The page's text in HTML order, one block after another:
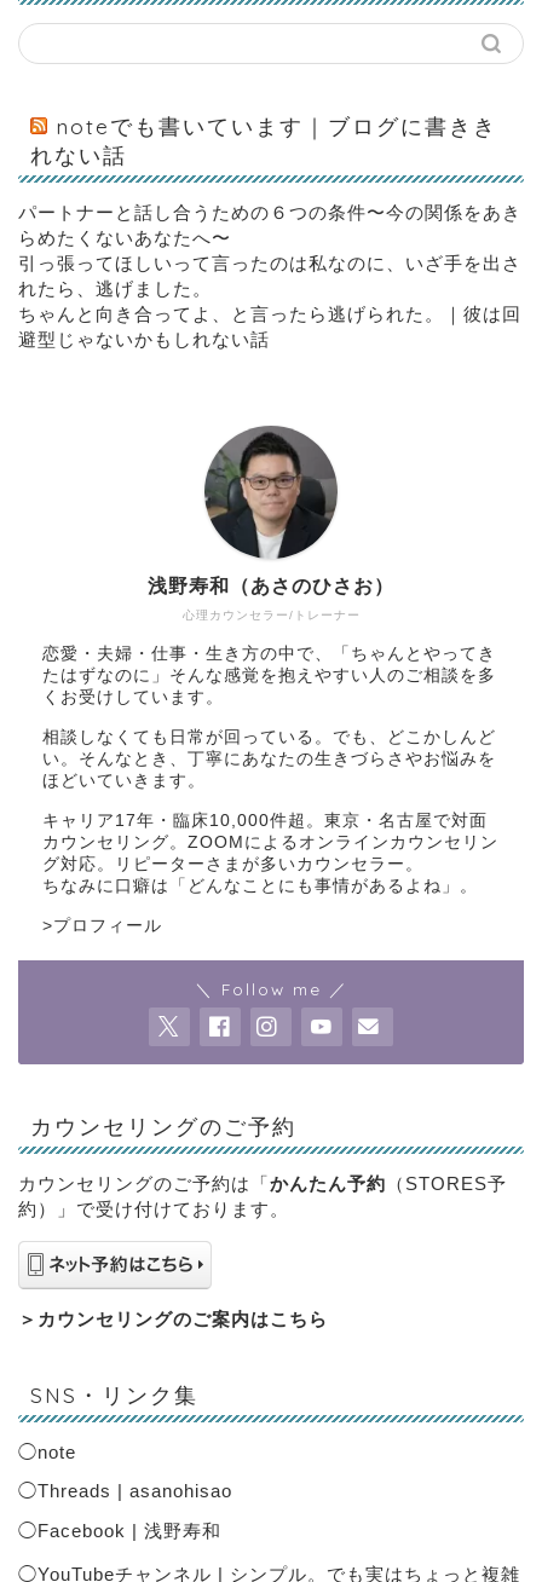
noteでも書いています｜ブログに書きき
れない話
パートナーと話し合うための６つの条件〜今の関係をあき
らめたくないあなたへ〜
引っ張ってほしいって言ったのは私なのに、いざ手を出さ
れたら、逃げました。
ちゃんと向き合ってよ、と言ったら逃げられた。｜彼は回
避型じゃないかもしれない話
心理カウンセラー/トレーナー
浅野寿和（あさのひさお）
恋愛・夫婦・仕事・生き方の中で、「ちゃんとやってき
たはずなのに」そんな感覚を抱えやすい人のご相談を多
くお受けしています。
相談しなくても日常が回っている。でも、どこかしんど
い。そんなとき、丁寧にあなたの生きづらさやお悩みを
ほどいていきます。
キャリア17年・臨床10,000件超。東京・名古屋で対面
カウンセリング。ZOOMによるオンラインカウンセリン
グ対応。リピーターさまが多いカウンセラー。
ちなみに口癖は「どんなことにも事情があるよね」。
>プロフィール
＼ Follow me ／
カウンセリングのご予約
カウンセリングのご予約は「かんたん予約 （STORES予
約）」で受け付けております。
＞ カウンセリングのご案内はこちら
SNS・リンク集
◯note
◯Threads | asanohisao
◯Facebook | 浅野寿和
◯YouTubeチャンネル | シンプル。でも実はちょっと複雑